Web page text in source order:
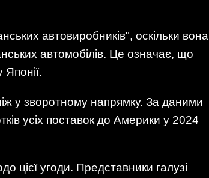
автовиробників", оскільки вона
автомобілів. Це означає, що
у зворотному напрямку. За даними
усіх поставок до Америки у 2024
цієї угоди. Представники галузі